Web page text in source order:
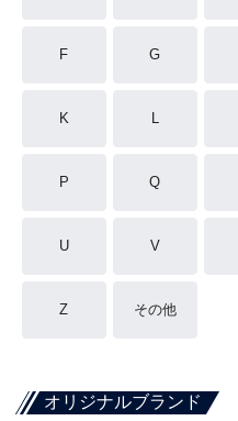
F G
K L
P Q
U V
Z その他
オリジナルブランド